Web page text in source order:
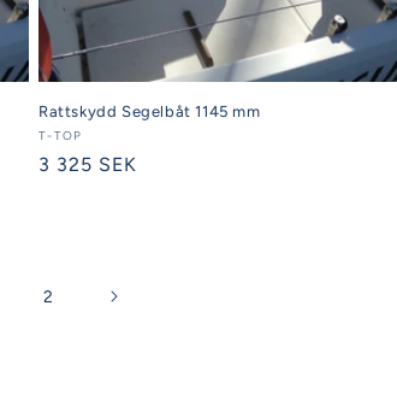
Rattskydd Segelbåt 1145 mm
Säljare:
T-TOP
Ordinarie
3 325 SEK
2